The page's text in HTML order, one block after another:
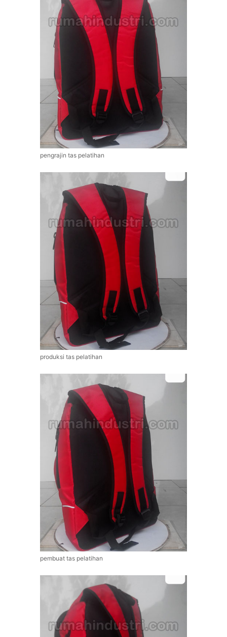
pengrajin tas pelatihan
produksi tas pelatihan
pembuat tas pelatihan